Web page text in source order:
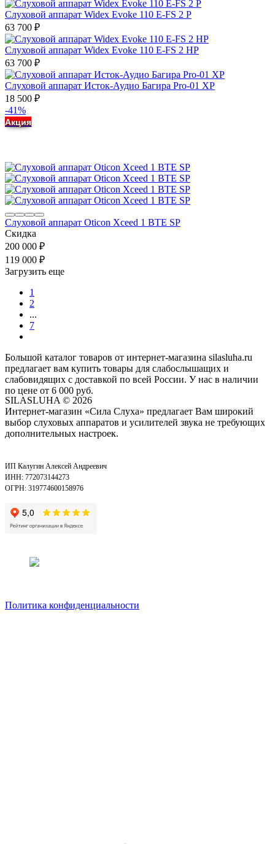
Слуховой аппарат Widex Evoke 110 E-FS 2 P
63 700 ₽
Слуховой аппарат Widex Evoke 110 E-FS 2 HP
63 700 ₽
Слуховой аппарат Исток-Аудио Багира Pro-01 XP
18 500 ₽
-41%
Акция
Слуховой аппарат Oticon Xceed 1 BTE SP
Скидка
200 000 ₽
119 000 ₽
Загрузить еще
1
2
...
7
Большой каталог товаров от интернет-магазина silasluha.ru
предлагает вам купить товары для слабослышащих и
слабовидящих с доставкой по всей России. У нас в наличии
по цене от 6 000 руб.
SILASLUHA © 2026
Интернет-магазин «Сила Слуха» предлагает Вам широкий
выбор слуховых аппаратов и усилителей звука не требующих
дополнительных настроек.
ИП Калугин Алексей Андреевич
ИНН: 772073144273
ОГРН: 319774600158976
Политика конфиденциальности